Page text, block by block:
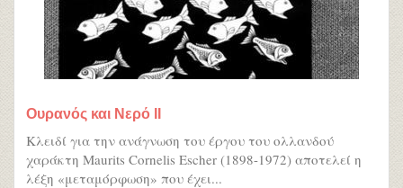
Ουρανός και Νερό ΙI
Κλειδί για την ανάγνωση του έργου του ολλανδού
χαράκτη Maurits Cornelis Escher (1898-1972) αποτελεί η
λέξη «μεταμόρφωση» που έχει...